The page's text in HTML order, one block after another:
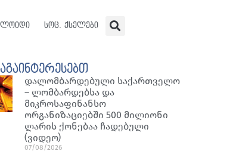
სოც. ქსელები
დალომბარდებული საქართველო
– ლომბარდებსა და
მიკროსაფინანსო
ორგანიზაციებში 500 მილიონი
ლარის ქონებაა ჩადებული
(ვიდეო)
07/08/2026